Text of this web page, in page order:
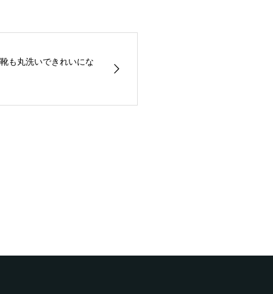
も丸洗いできれいにな